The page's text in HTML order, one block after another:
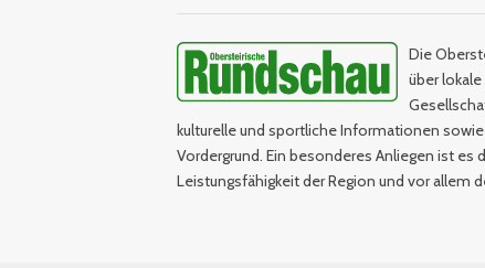
Die
über
kulturelle und sportliche Informationen
Vordergrund. Ein besonderes Anliegen ist es
Leistungsfähigkeit der Region und vor allem